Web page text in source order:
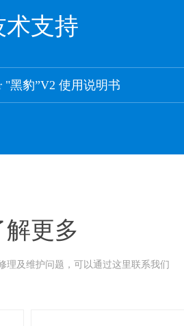
术支持
"黑豹”V2 使用说明书
解更多
理及维护问题，可以通过这里联系我们